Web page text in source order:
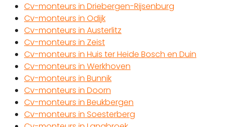
Cv-monteurs in Driebergen-Rijsenburg
Cv-monteurs in Odijk
Cv-monteurs in Austerlitz
Cv-monteurs in Zeist
Cv-monteurs in Huis ter Heide Bosch en Duin
Cv-monteurs in Werkhoven
Cv-monteurs in Bunnik
Cv-monteurs in Doorn
Cv-monteurs in Beukbergen
Cv-monteurs in Soesterberg